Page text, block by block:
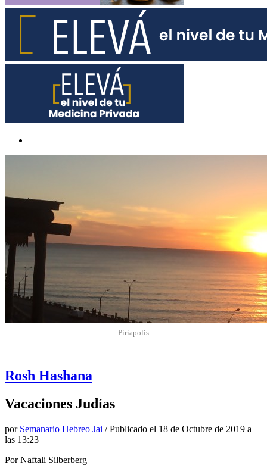
Piriapolis
Rosh Hashana
Vacaciones Judías
por Semanario Hebreo Jai / Publicado el 18 de Octubre de 2019 a
las 13:23
Por Naftali Silberberg